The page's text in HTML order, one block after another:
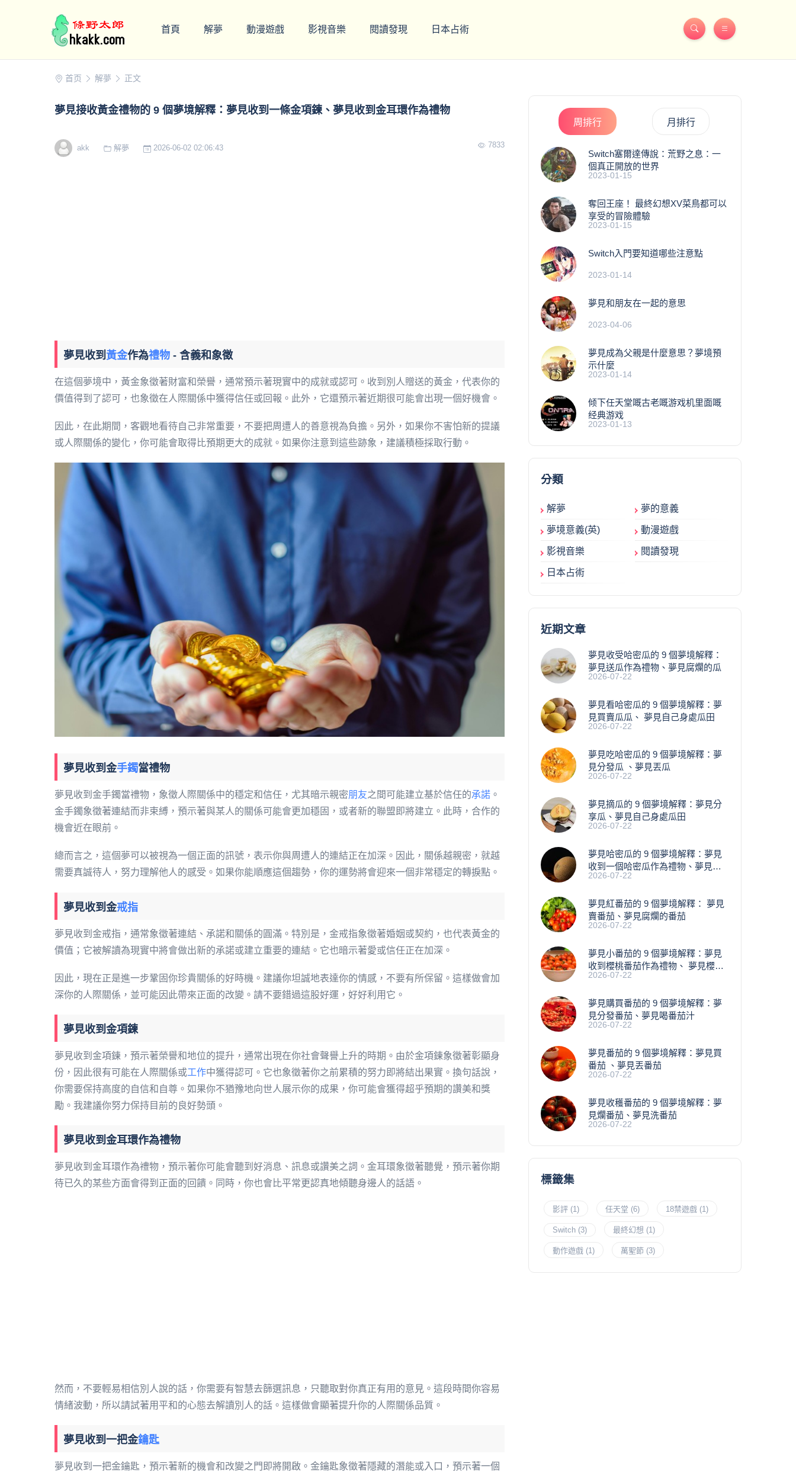
首頁 解夢 動漫遊戲 影視音樂 閱讀發現 日本占術
首页 解夢 正文
夢見接收黃金禮物的 9 個夢境解釋：夢見收到一條金項鍊、夢見收到金耳環作為禮物
akk 解夢 2026-06-02 02:06:43 7833
夢見收到 黃金作為禮物 - 含義和象徵
在這個夢境中，黃金象徵著財富和榮譽，通常預示著現實中的成就或認可。收到別人贈送的黃金，代表你的
價值得到了認可，也象徵在人際關係中獲得信任或回報。此外，它還預示著近期很可能會出現一個好機會。
因此，在此期間，客觀地看待自己非常重要，不要把周遭人的善意視為負擔。另外，如果你不害怕新的提議
或人際關係的變化，你可能會取得比預期更大的成就。如果你注意到這些跡象，建議積極採取行動。
夢見收到金手鐲當禮物
夢見收到金手鐲當禮物，象徵人際關係中的穩定和信任，尤其暗示親密朋友之間可能建立基於信任的承諾 。
金手鐲象徵著連結而非束縛，預示著與某人的關係可能會更加穩固，或者新的聯盟即將建立。此時，合作的
機會近在眼前。
總而言之，這個夢可以被視為一個正面的訊號，表示你與周遭人的連結正在加深。因此，關係越親密，就越
需要真誠待人，努力理解他人的感受。如果你能順應這個趨勢，你的運勢將會迎來一個非常穩定的轉捩點。
夢見收到金戒指
夢見收到金戒指，通常象徵著連結、承諾和關係的圓滿。特別是，金戒指象徵著婚姻或契約，也代表黃金的
價值；它被解讀為現實中將會做出新的承諾或建立重要的連結。它也暗示著愛或信任正在加深。
因此，現在正是進一步鞏固你珍貴關係的好時機。建議你坦誠地表達你的情感，不要有所保留。這樣做會加
深你的人際關係，並可能因此帶來正面的改變。請不要錯過這股好運，好好利用它。
夢見收到金項鍊
夢見收到金項鍊，預示著榮譽和地位的提升，通常出現在你社會聲譽上升的時期。由於金項鍊象徵著彰顯身
份，因此很有可能在人際關係或工作中獲得認可。它也象徵著你之前累積的努力即將結出果實。換句話說，
你需要保持高度的自信和自尊。如果你不猶豫地向世人展示你的成果，你可能會獲得超乎預期的讚美和獎
勵。我建議你努力保持目前的良好勢頭。
夢見收到金耳環作為禮物
夢見收到金耳環作為禮物，預示著你可能會聽到好消息、訊息或讚美之詞。金耳環象徵著聽覺，預示著你期
待已久的某些方面會得到正面的回饋。同時，你也會比平常更認真地傾聽身邊人的話語。
然而，不要輕易相信別人說的話，你需要有智慧去篩選訊息，只聽取對你真正有用的意見。這段時間你容易
情緒波動，所以請試著用平和的心態去解讀別人的話。這樣做會顯著提升你的人際關係品質。
夢見收到一把金鑰匙
夢見收到一把金鑰匙，預示著新的機會和改變之門即將開啟。金鑰匙象徵著隱藏的潛能或入口，預示著一個
周排行 月排行
Switch塞爾達傳說：荒野之息：一
個真正開放的世界
2023-01-15
奪回王座！ 最終幻想XV菜鳥都可以
享受的冒險體驗
2023-01-15
Switch入門要知道哪些注意點
2023-01-14
夢見和朋友在一起的意思
2023-04-06
夢見成為父親是什麼意思？夢境預
示什麼
2023-01-14
倾下任天堂嘅古老嘅游戏机里面嘅
经典游戏
2023-01-13
分類
解夢 夢的意義
夢境意義(英) 動漫遊戲
影視音樂 閱讀發現
日本占術
近期文章
夢見收受哈密瓜的 9 個夢境解釋：
夢見送瓜作為禮物、夢見腐爛的瓜
2026-07-22
夢見看哈密瓜的 9 個夢境解釋：夢
見買賣瓜瓜、 夢見自己身處瓜田
2026-07-22
夢見吃哈密瓜的 9 個夢境解釋：夢
見分發瓜 、夢見丟瓜
2026-07-22
夢見摘瓜的 9 個夢境解釋：夢見分
享瓜、夢見自己身處瓜田
2026-07-22
夢見哈密瓜的 9 個夢境解釋：夢見
收到一個哈密瓜作為禮物、夢見買
瓜
2026-07-22
夢見紅番茄的 9 個夢境解釋： 夢見
賣番茄、夢見腐爛的番茄
2026-07-22
​夢見小番茄的 9 個夢境解釋：夢見
收到櫻桃番茄作為禮物、 夢見櫻桃
落下
2026-07-22
夢見購買番茄的 9 個夢境解釋：夢
見分發番茄、夢見喝番茄汁
2026-07-22
夢見番茄的 9 個夢境解釋：夢見買
番茄 、夢見丟番茄
2026-07-22
夢見收穫番茄的 9 個夢境解釋：夢
見爛番茄、夢見洗番茄
2026-07-22
標籤集
影評 (1) 任天堂 (6) 18禁遊戲 (1)
Switch (3) 最終幻想 (1)
動作遊戲 (1) 萬聖節 (3)